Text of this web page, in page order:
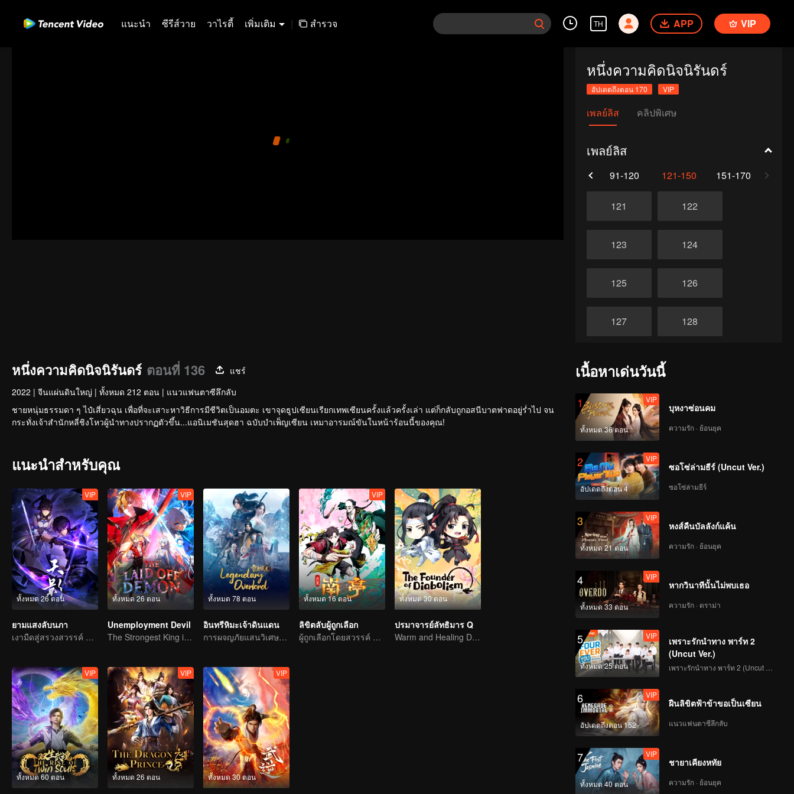
แนะนำ ซีรีส์วาย วาไรตี้ เพิ่มเติม | สำรวจ TH APP VIP
หนึ่งความคิดนิจนิรันดร์
อัปเดตถึงตอน 170 VIP
เพลย์ลิส คลิปพิเศษ
เพลย์ลิส
91-120 121-150 151-170
121 122
123 124
125 126
127 128
131
133
135 136
137
139 140
141 142
143
145 146
147 148
หนึ่งความคิดนิจนิรันดร์ ตอนที่ 136
แชร์
2022 | จีนแผ่นดินใหญ่ | ทั้งหมด 212 ตอน | แนวแฟนตาซีลึกลับ
ชายหนุ่มธรรมดา ๆ ไป๋เสี่ยวฉุน เพื่อที่จะเสาะหาวิธีการมีชีวิตเป็นอมตะ เขาจุดธูปเซียนเรียกเทพเซียนครั้งแล้วครั้งเล่า แต่ก็กลับถูกอสนีบาตฟาดอยู่ร่ำไป จน
กระทั่งเจ้าสำนักหลี่ชิงโหวผู้นำทางปรากฏตัวขึ้น...แอนิเมชันสุดฮา ฉบับบำเพ็ญเซียน เหมาอารมณ์ขันในหน้าร้อนนี้ของคุณ!
แนะนำสำหรับคุณ
ทั้งหมด 26 ตอน
VIP
ยามแสงลับนภา
เงามืดสู่สรวงสวรรค์ แผดเผาวิญญาณพิทักษ์ความดี
ทั้งหมด 26 ตอน
VIP
Unemployment Devil
The Strongest King in the Demon World Suddenly Gets Laid Off?
ทั้งหมด 78 ตอน
อินทรีหิมะเจ้าดินแดน
การผจญภัยแสนวิเศษและอุปสรรคของเด็กหนุ่มเริ่มต้นขึ้นอีกครั้ง
ทั้งหมด 16 ตอน
VIP
ลิขิตลับผู้ถูกเลือก
ผู้ถูกเลือกโดยสวรรค์ ผู้เชื่อมฟ้าทะลุสวรรค์ ถึงคราเปิดศึกแล้ว
ทั้งหมด 30 ตอน
ปรมาจารย์ลัทธิมาร Q
Warm and Healing Daily Life
ทั้งหมด 60 ตอน
VIP
ทั้งหมด 26 ตอน
VIP
ทั้งหมด 30 ตอน
VIP
เนื้อหาเด่นวันนี้
1
ทั้งหมด 36 ตอน
VIP
บุหงาซ่อนคม
ความรัก · ย้อนยุค
2
อัปเดตถึงตอน 4
VIP
ซอโซ่ล่ามธีร์ (Uncut Ver.)
ซอโซ่ล่ามธีร์
3
ทั้งหมด 21 ตอน
VIP
หงส์คืนบัลลังก์แค้น
ความรัก · ย้อนยุค
4
ทั้งหมด 33 ตอน
VIP
หากวินาทีนั้นไม่พบเธอ
ความรัก · ดราม่า
5
ทั้งหมด 25 ตอน
VIP
เพราะรักนำทาง พาร์ท 2
(Uncut Ver.)
6
อัปเดตถึงตอน 152
VIP
ฝืนลิขิตฟ้าข้าขอเป็นเซียน
แนวแฟนตาซีลึกลับ
7
ทั้งหมด 40 ตอน
VIP
ชายาเคียงหทัย
ความรัก · ย้อนยุค